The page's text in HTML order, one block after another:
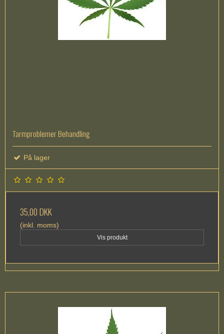
Tarmproblemer Behandling
På lager
35,00 DKK
(inkl. moms)
Vis produkt